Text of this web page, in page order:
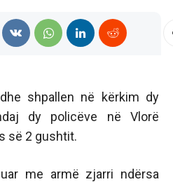
shpallen në kërkim dy
dy policëve në Vlorë
së 2 gushtit.
me armë zjarri ndërsa